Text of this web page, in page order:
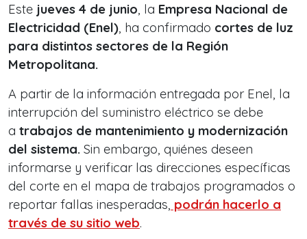
Este jueves 4 de junio, la Empresa Nacional de
Electricidad (Enel), ha confirmado cortes de luz
para distintos sectores de la Región
Metropolitana.
A partir de la información entregada por Enel, la
interrupción del suministro eléctrico se debe
a trabajos de mantenimiento y modernización
del sistema. Sin embargo, quiénes deseen
informarse y verificar las direcciones específicas
del corte en el mapa de trabajos programados o
reportar fallas inesperadas, podrán hacerlo a
través de su sitio web.